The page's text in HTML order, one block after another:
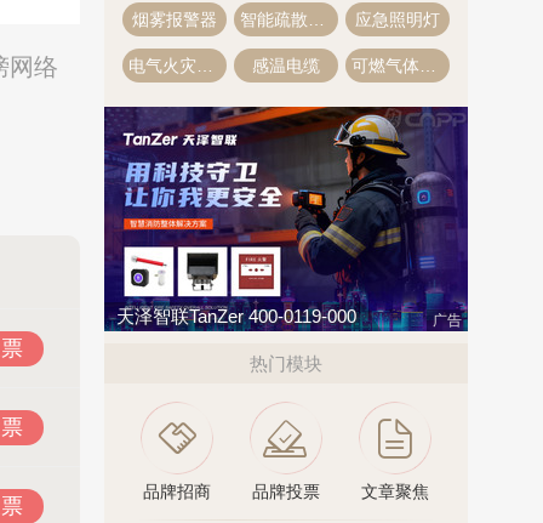
网络
烟雾报警器 应急照明灯
感温电缆
天泽智联TanZer 400-0119-000 广告
热门模块
品牌招商 品牌投票 文章聚焦